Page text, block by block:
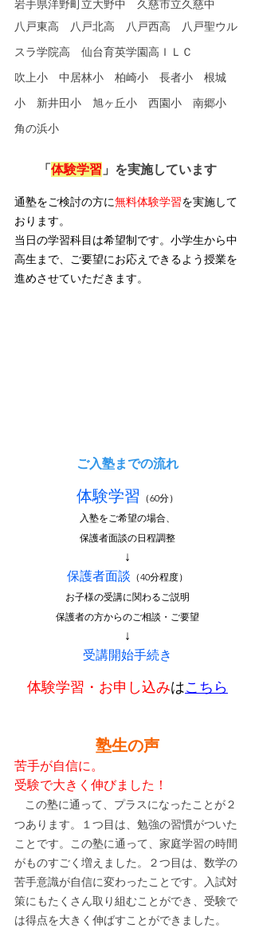
岩手県洋野町立大野中　久慈市立久慈中
八戸東高　八戸北高　八戸西高　八戸聖ウル
スラ学院高　仙台育英学園高ＩＬＣ
吹上小　中居林小　柏崎小　長者小　根城
小　新井田小　旭ヶ丘小　西園小　南郷小
角の浜小
「体験学習 」を実施しています
通塾をご検討の方に無料体験学習を実施して
おります。
当日の学習科目は希望制です。小学生から中
高生まで、ご要望にお応えできるよう授業を
進めさせていただきます。
ご入塾までの流れ
体験学習 （60分）
入塾をご希望の場合、
保護者面談の日程調整
↓
保護者面談 （40分程度）
お子様の受講に関わるご説明
保護者の方からのご相談・ご要望
↓
受講開始手続き
体験学習・お申し込みはこちら
塾生の声
苦手が自信に。
受験で大きく伸びました！
この塾に通って、プラスになったことが２
つあります。１つ目は、勉強の習慣がついた
ことです。この塾に通って、家庭学習の時間
がものすごく増えました。２つ目は、数学の
苦手意識が自信に変わったことです。入試対
策にもたくさん取り組むことができ、受験で
は得点を大きく伸ばすことができました。